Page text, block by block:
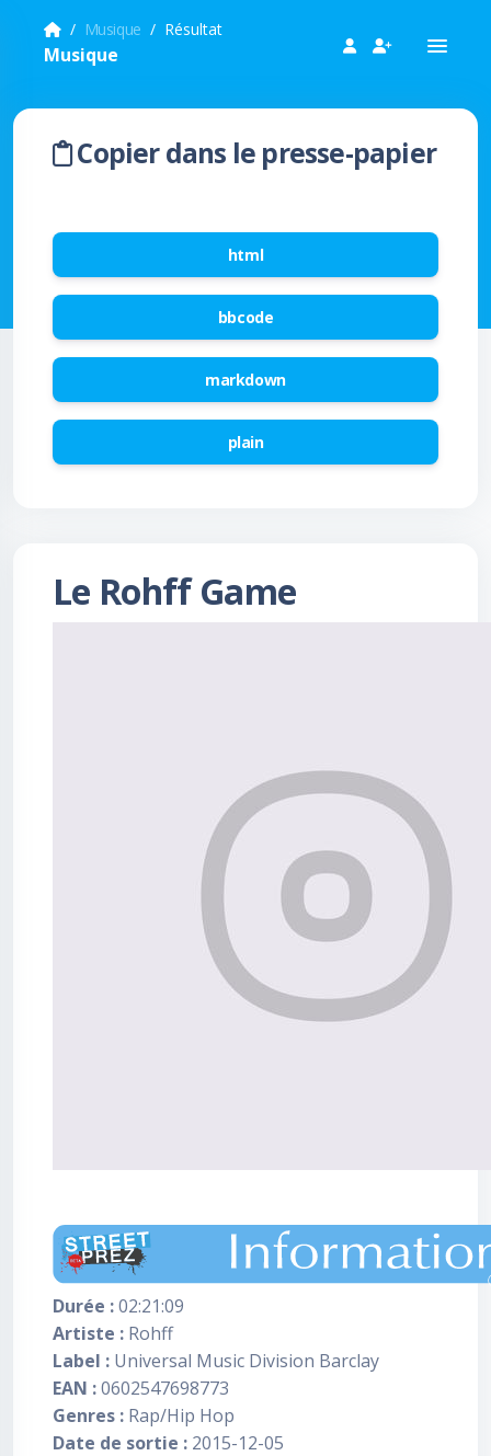
Musique Résultat
Musique
Copier dans le presse-papier
html
bbcode
markdown
plain
Le Rohff Game
Durée :02:21:09
Artiste : Rohff
Label : Universal Music Division Barclay
EAN :0602547698773
Genres : Rap/Hip Hop
Date de sortie : 2015-12-05